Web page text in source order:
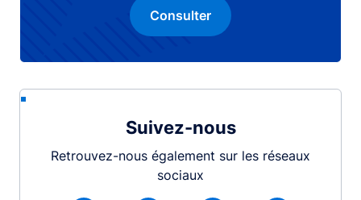
Consulter
Suivez-nous
Retrouvez-nous également sur les réseaux
sociaux